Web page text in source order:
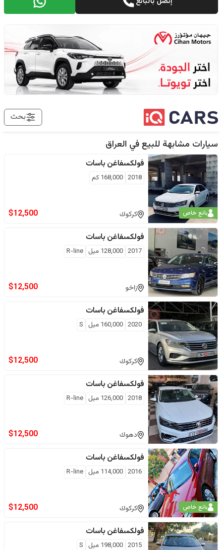
بحث
سيارات مشابهة للبيع في العراق
بائع خاص
فولكسفاغن باسات
2018
168,000 كم
كركوك $12,500
فولكسفاغن باسات
2017
128,000 ميل R-line
زاخو $12,500
فولكسفاغن باسات
2020
160,000 ميل S
كركوك $12,500
فولكسفاغن باسات
2018
126,000 ميل R-line
دهوك $12,500
بائع خاص
فولكسفاغن باسات
2016
114,000 ميل R-line
كركوك $12,500
فولكسفاغن باسات
2015
198,000 ميل S